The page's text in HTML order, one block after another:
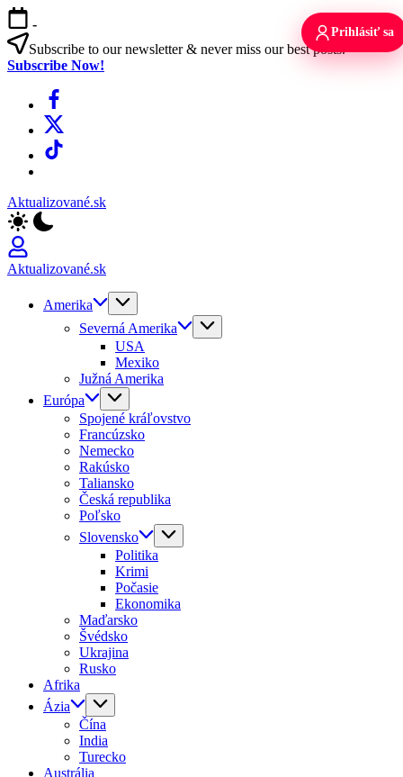
Skip
to
content
-
Subscribe to our newsletter & never miss our best posts.
Subscribe Now!
Facebook
X
TikTok
Aktualizované.sk
Aktualizované.sk
Amerika
Severná Amerika
USA
Mexiko
Južná Amerika
Európa
Spojené kráľovstvo
Francúzsko
Nemecko
Rakúsko
Taliansko
Česká republika
Poľsko
Slovensko
Politika
Krimi
Počasie
Ekonomika
Maďarsko
Švédsko
Ukrajina
Rusko
Afrika
Ázia
Čína
India
Turecko
Austrália
Prihlásiť sa